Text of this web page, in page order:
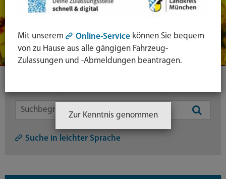
Ihre Suche
Suche in leichter Sprache
Mit unserem Online-Service können Sie bequem
von zu Hause aus alle gängigen Fahrzeug-
Zulassungen und -Abmeldungen beantragen.
Zur Kenntnis genommen